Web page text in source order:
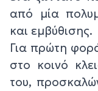
από μία
και εμβύθισης.
Για πρώτη
στο κοινό
του,